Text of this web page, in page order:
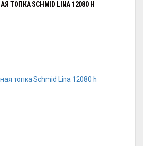
ТОПКА SCHMID LINA 12080 H